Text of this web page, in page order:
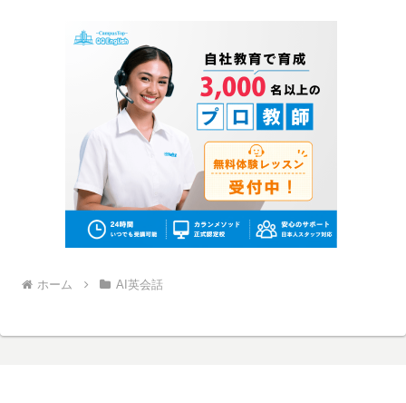
ホーム AI英会話